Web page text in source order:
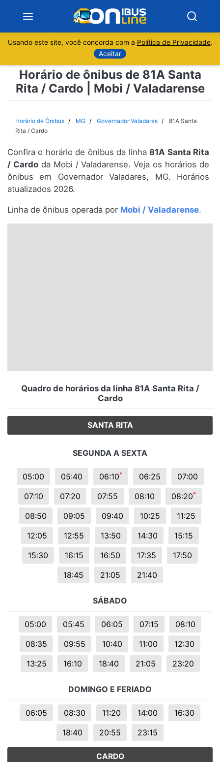
Sobre
São Paulo
Rio de Janeiro
Espírito Santo
Paraná
Usando este site, você concorda com a Política de Privacidade.
Aceitar
Horário de ônibus de 81A Santa
Rita / Cardo | Mobi / Valadarense
Horário de Ônibus MG Governador Valadares
81A Santa
Rita / Cardo
Confira o horário de ônibus da linha81A Santa Rita
/ Cardoda Mobi / Valadarense. Veja os horários de
ônibus em Governador Valadares, MG. Horários
atualizados 2026.
Linha de ônibus operada por Mobi / Valadarense.
Quadro de horários da linha 81A Santa Rita /
Cardo
SANTA RITA
SEGUNDA A SEXTA
05:00 05:40 06:10* 06:25
07:00
07:10
07:20 07:55 08:10 08:20*
08:50 09:05 09:40 10:25
11:25
12:05
12:55 13:50 14:30
15:15
15:30
16:15 16:50 17:35
17:50
18:45
21:05 21:40
SÁBADO
05:00 05:45 06:05 07:15
08:10
08:35
09:55 10:40 11:00
12:30
13:25
16:10 18:40 21:05 23:20
DOMINGO E FERIADO
06:05 08:30 11:20 14:00
16:30
18:40
20:55 23:15
CARDO